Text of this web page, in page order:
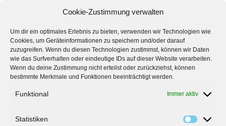
Cookie-Zustimmung verwalten
Um dir ein optimales Erlebnis zu bieten, verwenden wir Technologien wie
Cookies, um Geräteinformationen zu speichern und/oder darauf
zuzugreifen. Wenn du diesen Technologien zustimmst, können wir Daten
wie das Surfverhalten oder eindeutige IDs auf dieser Website verarbeiten.
Wenn du deine Zustimmung nicht erteilst oder zurückziehst, können
bestimmte Merkmale und Funktionen beeinträchtigt werden.
Funktional Immer aktiv
Statistiken